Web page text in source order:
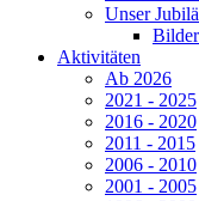
Unser
Aktivitäten
Ab 2026
2021 - 2025
2016 - 2020
2011 - 2015
2006 - 2010
2001 - 2005